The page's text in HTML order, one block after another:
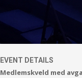
EVENT DETAILS
Medlemskveld med